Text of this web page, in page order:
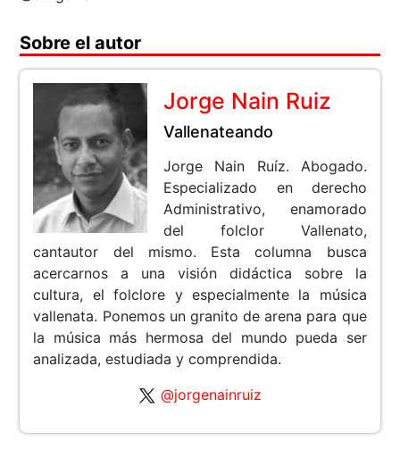
Sobre el autor
Jorge Nain Ruiz
Vallenateando
Jorge Nain Ruíz. Abogado.
Especializado en derecho
Administrativo, enamorado
del folclor Vallenato,
cantautor del mismo. Esta columna busca
acercarnos a una visión didáctica sobre la
cultura, el folclore y especialmente la música
vallenata. Ponemos un granito de arena para que
la música más hermosa del mundo pueda ser
analizada, estudiada y comprendida.
@jorgenainruiz